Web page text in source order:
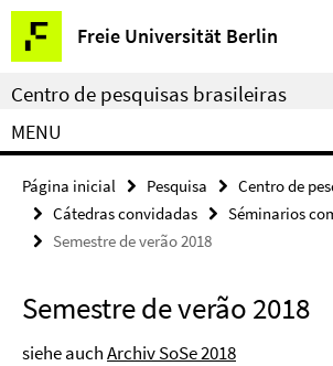
Springe
direkt
zu
Inhalt
Freie Universität Berlin
Serviço
de
navegação
Centro de pesquisas brasileiras
MENU
Página inicial Pesquisa
Centro de
Cátedras convidadas
Séminarios
Semestre de verão 2018
Semestre de verão 2018
siehe auchArchiv SoSe 2018